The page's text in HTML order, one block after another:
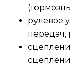
рулевое